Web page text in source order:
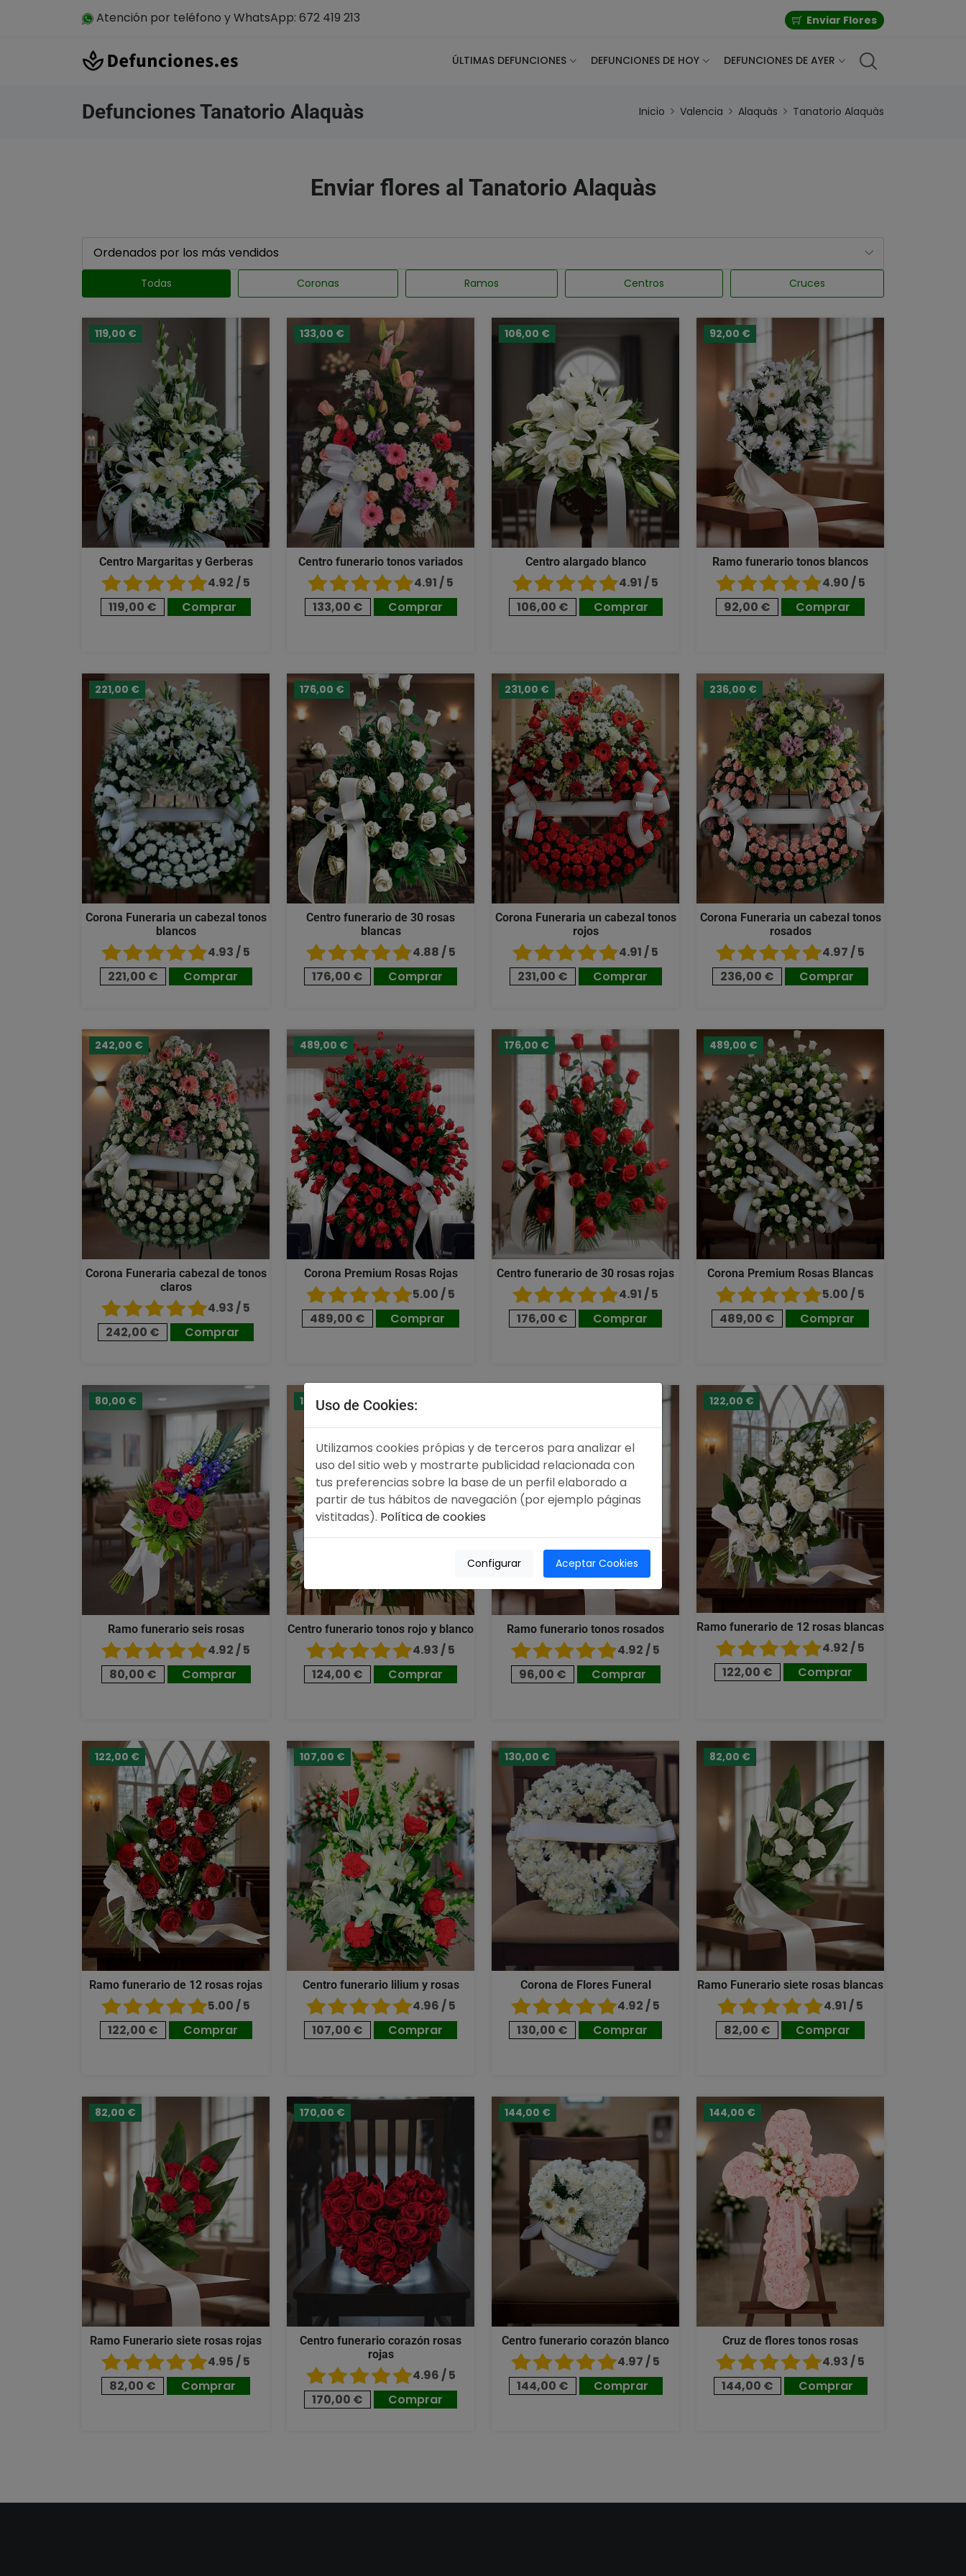
Atención por teléfono y WhatsApp: 672 419 213 Enviar Flores
ÚLTIMAS DEFUNCIONES DEFUNCIONES DE HOY DEFUNCIONES DE AYER
Defunciones Tanatorio Alaquàs Inicio Valencia Alaquàs Tanatorio Alaquàs
Enviar flores al Tanatorio Alaquàs
Todas Coronas Ramos Centros Cruces
119,00 €
Centro Margaritas y Gerberas
4.92 / 5
119,00 €
Comprar
133,00 €
Centro funerario tonos variados
4.91 / 5
133,00 €
Comprar
106,00 €
Centro alargado blanco
4.91 / 5
106,00 €
Comprar
92,00 €
Ramo funerario tonos blancos
4.90 / 5
92,00 €
Comprar
221,00 €
Corona Funeraria un cabezal tonos
blancos
4.93 / 5
221,00 €
Comprar
176,00 €
Centro funerario de 30 rosas
blancas
4.88 / 5
176,00 €
Comprar
231,00 €
Corona Funeraria un cabezal tonos
rojos
4.91 / 5
231,00 €
Comprar
236,00 €
Corona Funeraria un cabezal tonos
rosados
4.97 / 5
236,00 €
Comprar
242,00 €
Corona Funeraria cabezal de tonos
claros
4.93 / 5
242,00 €
Comprar
489,00 €
Corona Premium Rosas Rojas
5.00 / 5
489,00 €
Comprar
176,00 €
Centro funerario de 30 rosas rojas
4.91 / 5
176,00 €
Comprar
489,00 €
Corona Premium Rosas Blancas
5.00 / 5
489,00 €
Comprar
80,00 €
Ramo funerario seis rosas
4.92 / 5
80,00 €
Comprar
124,00 €
Centro funerario tonos rojo y blanco
4.93 / 5
124,00 €
Comprar
Ramo funerario tonos rosados
4.92 / 5
96,00 €
Comprar
122,00 €
Ramo funerario de 12 rosas blancas
4.92 / 5
122,00 €
Comprar
122,00 €
Ramo funerario de 12 rosas rojas
5.00 / 5
122,00 €
Comprar
107,00 €
Centro funerario lilium y rosas
4.96 / 5
107,00 €
Comprar
130,00 €
Corona de Flores Funeral
4.92 / 5
130,00 €
Comprar
82,00 €
Ramo Funerario siete rosas blancas
4.91 / 5
82,00 €
Comprar
82,00 €
Ramo Funerario siete rosas rojas
4.95 / 5
82,00 €
Comprar
170,00 €
Centro funerario corazón rosas
rojas
4.96 / 5
170,00 €
Comprar
144,00 €
Centro funerario corazón blanco
4.97 / 5
144,00 €
Comprar
144,00 €
Cruz de flores tonos rosas
4.93 / 5
144,00 €
Comprar
Uso de Cookies:
Utilizamos cookies própias y de terceros para analizar el
uso del sitio web y mostrarte publicidad relacionada con
tus preferencias sobre la base de un perfil elaborado a
partir de tus hábitos de navegación (por ejemplo páginas
vistitadas). Política de cookies
Configurar Aceptar Cookies